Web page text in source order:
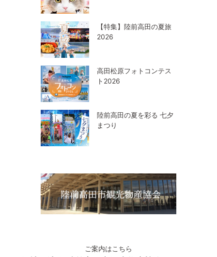
【特集】陸前高田の夏旅
2026
高田松原フォトコンテス
ト2026
陸前高田の夏を彩る 七夕
まつり
ご案内はこちら